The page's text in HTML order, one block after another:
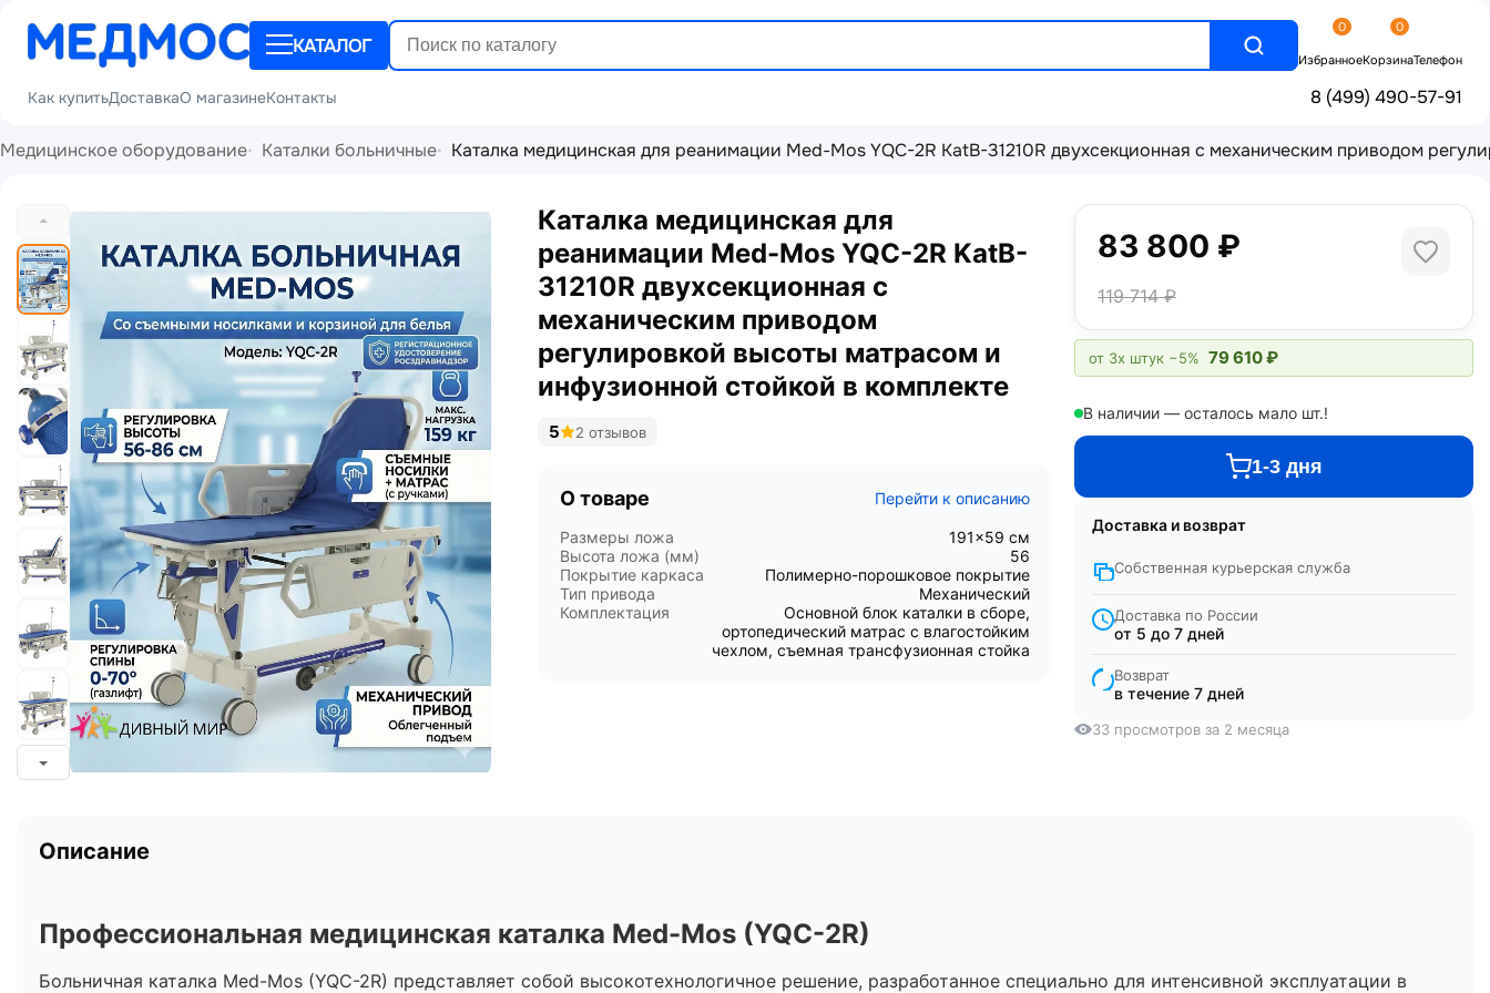
КАТАЛОГ
0
Избранное
0
КорзинаТелефон
Как купитьДоставкаО магазинеКонтакты 8 (499) 490-57-91
Медицинское оборудование Каталки больничные Каталка медицинская для реанимации Med-Mos YQC-2R KatB-31210R двухсекционная с механическим приводом
Каталка медицинская для
реанимации Med-Mos YQC-2R KatB-
31210R двухсекционная с
механическим приводом
регулировкой высоты матрасом и
инфузионной стойкой в комплекте
5 2 отзывов
О товаре Перейти к описанию
Размеры ложа
191×59 см
Высота ложа (мм)
56
Покрытие каркаса
Полимерно-порошковое покрытие
Тип привода
Механический
Комплектация
Основной блок каталки в сборе,
ортопедический матрас с влагостойким
чехлом, съемная трансфузионная стойка
83 800 ₽
119 714 ₽
от 3х штук −5% 79 610 ₽
В наличии — осталось мало шт.!
1-3 дня
Доставка и возврат
Собственная курьерская служба
Доставка по России
от 5 до 7 дней
Возврат
в течение 7 дней
33 просмотров за 2 месяца
Описание
Профессиональная медицинская каталка Med-Mos (YQC-2R)
Больничная каталка Med-Mos (YQC-2R) представляет собой высокотехнологичное решение, разработанное специально для интенсивной эксплуатации в